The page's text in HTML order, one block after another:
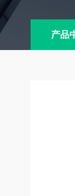
产品